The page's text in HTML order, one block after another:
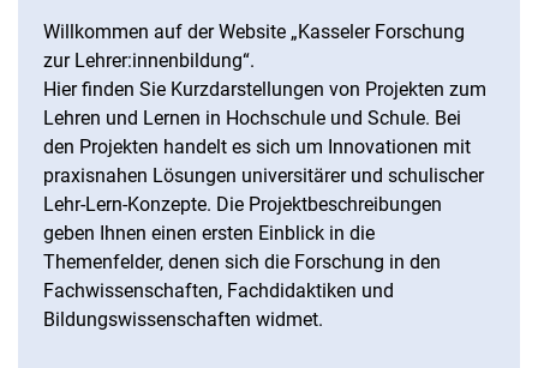
Willkommen auf der Website „Kasseler Forschung
zur Lehrer:innenbildung“.
Hier finden Sie Kurzdarstellungen von Projekten zum
Lehren und Lernen in Hochschule und Schule. Bei
den Projekten handelt es sich um Innovationen mit
praxisnahen Lösungen universitärer und schulischer
Lehr-Lern-Konzepte. Die Projektbeschreibungen
geben Ihnen einen ersten Einblick in die
Themenfelder, denen sich die Forschung in den
Fachwissenschaften, Fachdidaktiken und
Bildungswissenschaften widmet.